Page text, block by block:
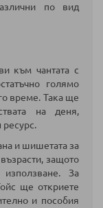
по вид
към чантата с
голямо
време. Така ще
на деня,
ресурс.
и шишетата за
защото
За
ще откриете
и пособия